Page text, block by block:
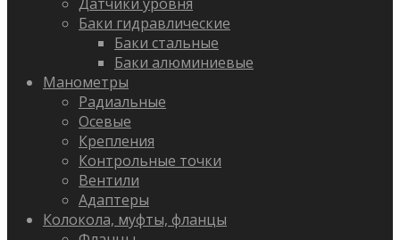
Баки гидравлические
Баки стальные
Баки алюминиевые
Манометры
Радиальные
Осевые
Крепления
Контрольные точки
Вентили
Адаптеры
Колокола, муфты, фланцы